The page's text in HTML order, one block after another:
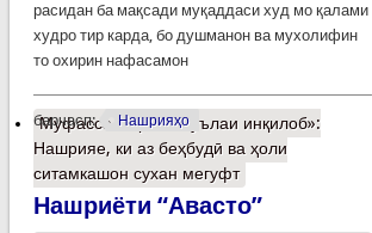
расидан ба мақсади муқаддаси худ мо қалами
худро тир карда, бо душманон ва мухолифин
то охирин нафасамон
барчасп: Нашрияҳо
Муфассалтаро «Шуълаи инқилоб»:
Нашрияе, ки аз беҳбудӣ ва ҳоли
ситамкашон сухан мегуфт
Нашриёти “Авасто”